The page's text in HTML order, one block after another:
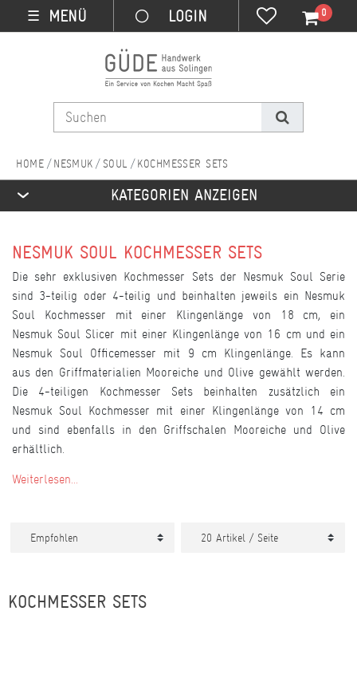
☰ MENÜ 0
NESMUK SOUL KOCHMESSER SETS
KATEGORIEN ANZEIGEN
NESMUK SOUL KOCHMESSER SETS
Die sehr exklusiven Kochmesser Sets der Nesmuk Soul Serie
sind 3-teilig oder 4-teilig und beinhalten jeweils ein Nesmuk
Soul Kochmesser mit einer Klingenlänge von 18 cm, ein
Nesmuk Soul Slicer mit einer Klingenlänge von 16 cm und ein
Nesmuk Soul Officemesser mit 9 cm Klingenlänge. Es kann
aus den Griffmaterialien Mooreiche und Olive gewählt werden.
Die 4-teiligen Kochmesser Sets beinhalten zusätzlich ein
Nesmuk Soul Kochmesser mit einer Klingenlänge von 14 cm
und sind ebenfalls in den Griffschalen Mooreiche und Olive
erhältlich.
Weiterlesen...
KOCHMESSER SETS